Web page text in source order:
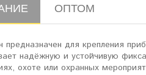
ОПТОМ
предназначен для крепления
надёжную и устойчивую
охоте или охранных